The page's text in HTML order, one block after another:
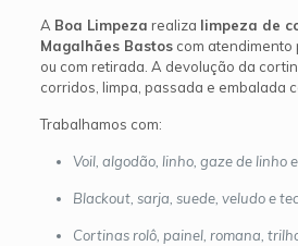
A Boa Limpeza realiza limpeza de
Magalhães Bastoscom atendimento
ou com retirada. A devolução da
corridos, limpa, passada e embalada
Trabalhamos com:
Voil, algodão, linho, gaze de linho
Blackout, sarja, suede, veludo e
Cortinas rolô, painel, romana,